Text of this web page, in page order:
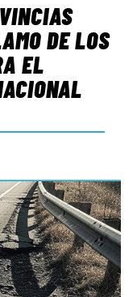
DE LOS
EL